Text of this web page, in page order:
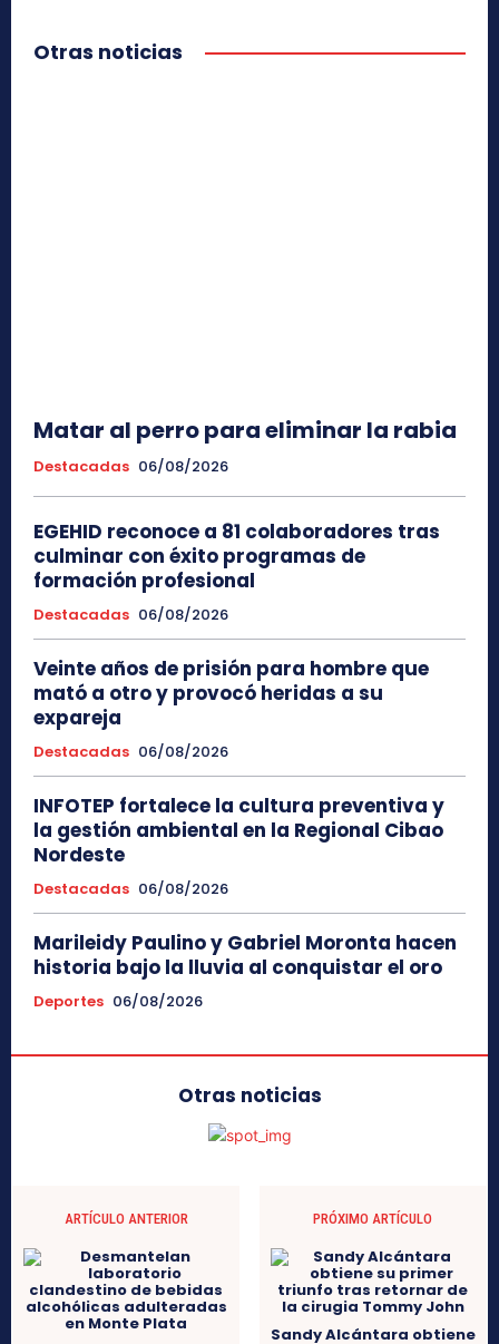
Otras noticias
Matar al perro para eliminar la rabia
Destacadas 06/08/2026
EGEHID reconoce a 81 colaboradores tras
culminar con éxito programas de
formación profesional
Destacadas 06/08/2026
Veinte años de prisión para hombre que
mató a otro y provocó heridas a su
expareja
Destacadas 06/08/2026
INFOTEP fortalece la cultura preventiva y
la gestión ambiental en la Regional Cibao
Nordeste
Destacadas 06/08/2026
Marileidy Paulino y Gabriel Moronta hacen
historia bajo la lluvia al conquistar el oro
Deportes 06/08/2026
Otras noticias
ARTÍCULO ANTERIOR PRÓXIMO ARTÍCULO
Sandy Alcántara obtiene